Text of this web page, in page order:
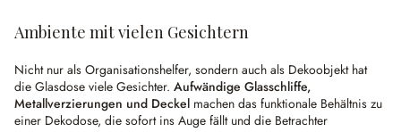
Ambiente mit vielen Gesichtern
Nicht nur als Organisationshelfer, sondern auch als Dekoobjekt hat
die Glasdose viele Gesichter. Aufwändige Glasschliffe,
Metallverzierungen und Deckel machen das funktionale Behältnis zu
einer Dekodose, die sofort ins Auge fällt und die Betrachter